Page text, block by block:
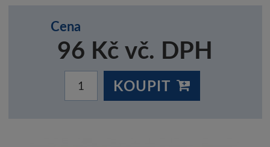
Cena
96 Kč vč. DPH
KOUPIT